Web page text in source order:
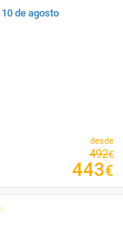
de agosto
desde
492€
443€